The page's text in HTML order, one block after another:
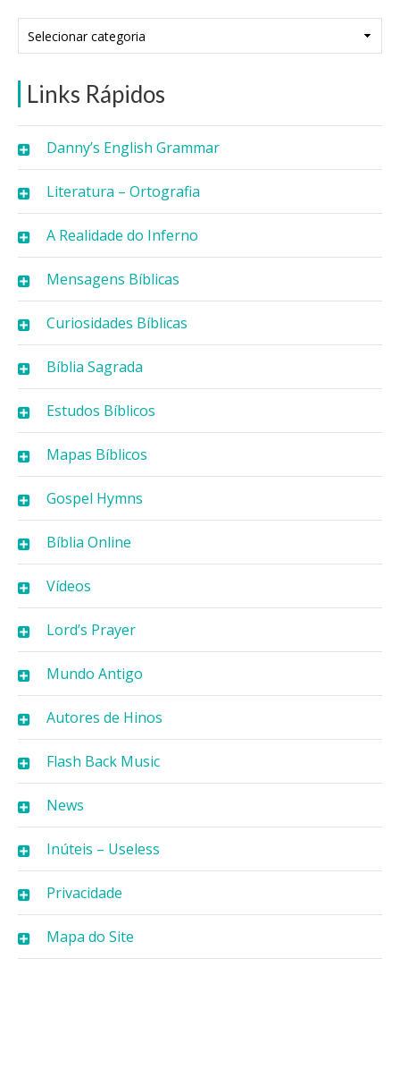
Links Rápidos
Danny’s English Grammar
Literatura – Ortografia
A Realidade do Inferno
Mensagens Bíblicas
Curiosidades Bíblicas
Bíblia Sagrada
Estudos Bíblicos
Mapas Bíblicos
Gospel Hymns
Bíblia Online
Vídeos
Lord’s Prayer
Mundo Antigo
Autores de Hinos
Flash Back Music
News
Inúteis – Useless
Privacidade
Mapa do Site